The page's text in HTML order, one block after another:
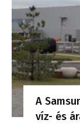
A
víz- és